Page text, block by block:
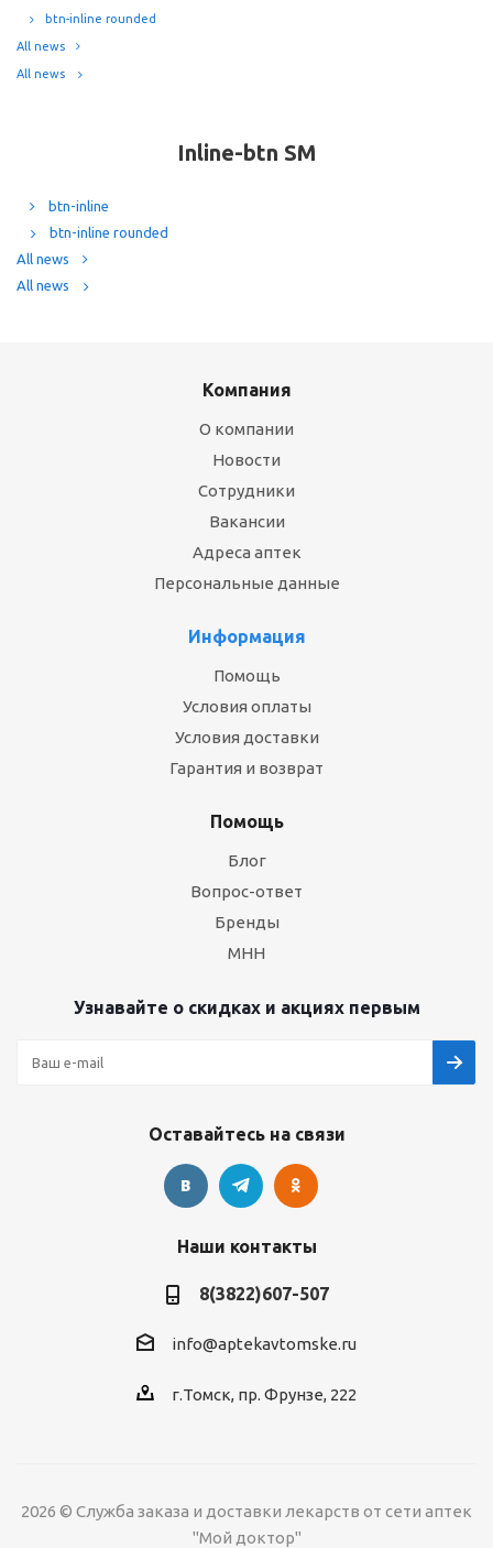
btn-inline rounded
All news
All news
Inline-btn SM
btn-inline
btn-inline rounded
All news
All news
Компания
О компании
Новости
Сотрудники
Вакансии
Адреса аптек
Персональные данные
Информация
Помощь
Условия оплаты
Условия доставки
Гарантия и возврат
Помощь
Блог
Вопрос-ответ
Бренды
МНН
Узнавайте о скидках и акциях первым
Оставайтесь на связи
Наши контакты
8(3822)607-507
info@aptekavtomske.ru
г.Томск, пр. Фрунзе, 222
2026 © Служба заказа и доставки лекарств от сети аптек
"Мой доктор"